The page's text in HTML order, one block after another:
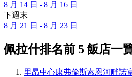
8 月 14 日 - 8 月 16 日
下週末
8 月 21 日 - 8 月 23 日
佩拉什排名前 5 飯店一
里昂中心康弗倫斯索恩河畔諾